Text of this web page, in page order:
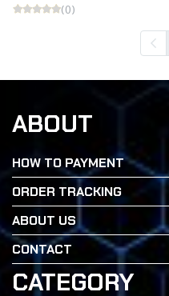
(0)
ABOUT
HOW TO PAYMENT
ORDER TRACKING
ABOUT US
CONTACT
CATEGORY